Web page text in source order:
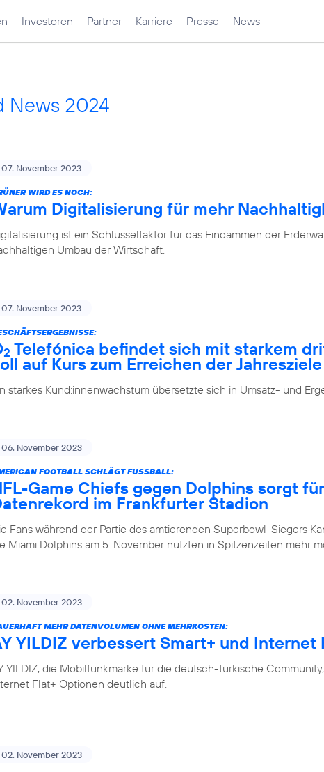
Investoren Partner Karriere Presse News
News 2024
07. November 2023
WIRD ES NOCH:
Digitalisierung für mehr
ist ein Schlüsselfaktor für das Eindämmen der
Umbau der Wirtschaft.
07. November 2023
2 Telefónica befindet sich mit starkem
auf Kurs zum Erreichen der
starkes Kund:innenwachstum übersetzte sich in Umsatz- und
06. November 2023
FOOTBALL SCHLÄGT FUSSBALL:
Game Chiefs gegen Dolphins sorgt
im Frankfurter Stadion
Fans während der Partie des amtierenden Superbowl-Siegers
Miami Dolphins am 5. November nutzten in Spitzenzeiten mehr
02. November 2023
MEHR DATENVOLUMEN OHNE MEHRKOSTEN:
YILDIZ verbessert Smart+ und Internet
YILDIZ, die Mobilfunkmarke für die deutsch-türkische
Flat+ Optionen deutlich auf.
02. November 2023